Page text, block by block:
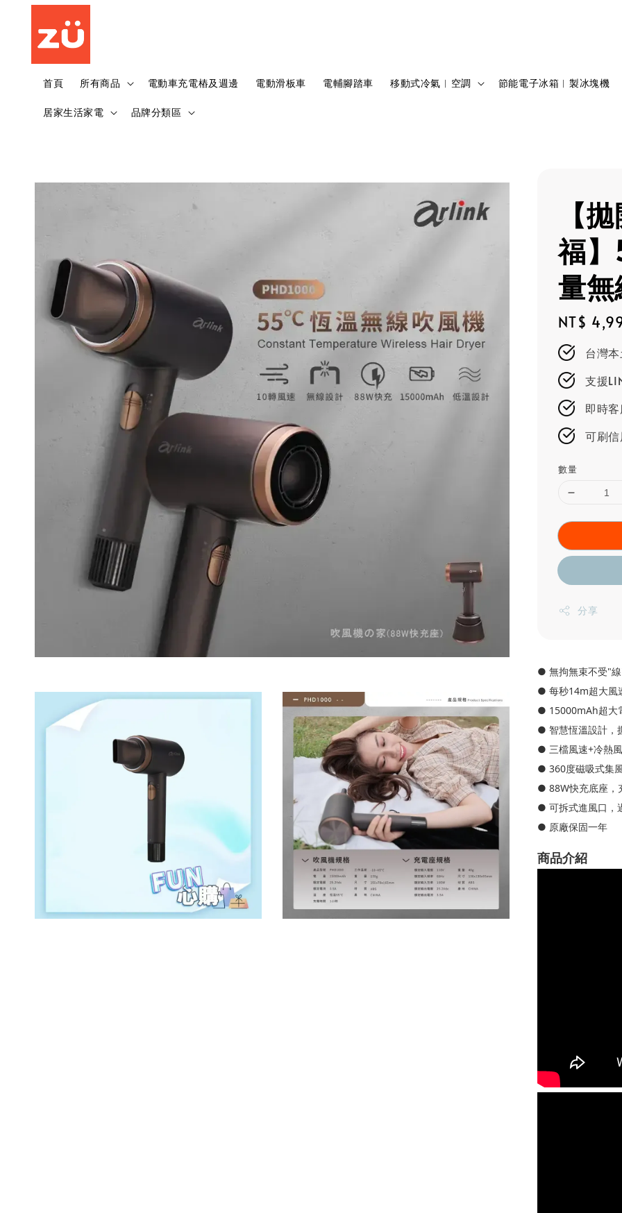
首頁 所有商品 電動車充電樁及週邊 電動滑板車 電輔腳踏車 移動式冷氣︱空調 節能電子冰箱︱製冰塊機
居家生活家電 品牌分類區
【
福
量
Regular
price
NT$
台灣
支援
即時
可刷
數量
分享
● 無拘無束不受"
● 每秒14m超大風
● 15000mAh超大
● 智慧恆溫設計，
● 三檔風速+冷熱
● 360度磁吸式集
● 88W快充底座，
● 可拆式進風口，
● 原廠保固一年
商品介紹